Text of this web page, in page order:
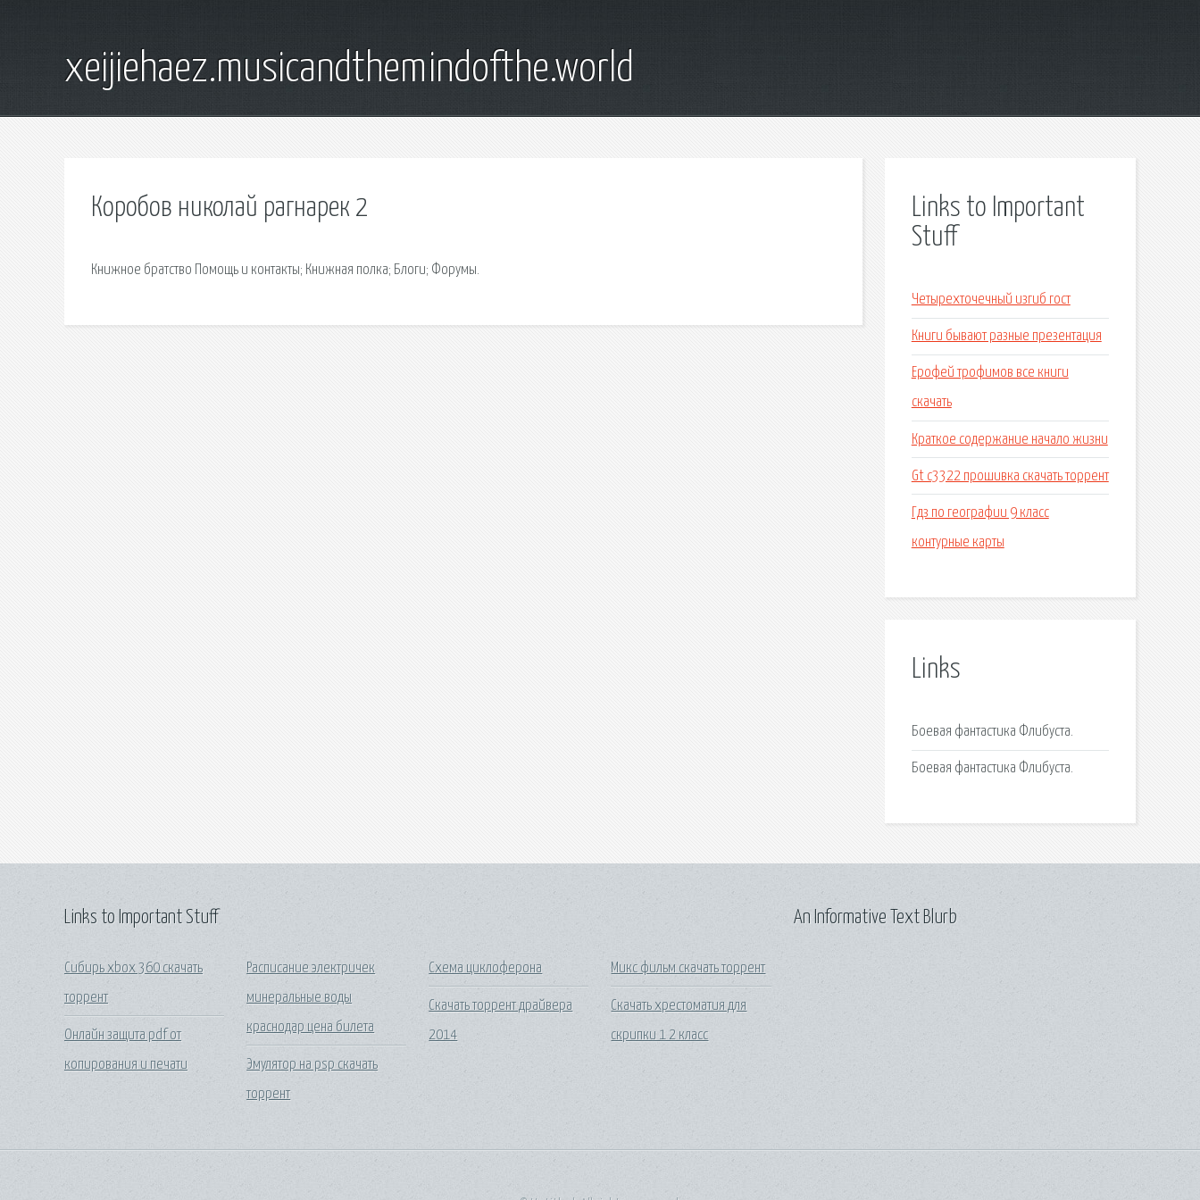
xeijiehaez.musicandthemindofthe.world
Коробов николай рагнарек 2
Книжное братство Помощь и контакты; Книжная полка; Блоги; Форумы.
Links to Important
Stuff
Четырехточечный изгиб гост
Книги бывают разные презентация
Ерофей трофимов все книги
скачать
Краткое содержание начало жизни
Gt c3322 прошивка скачать торрент
Гдз по географии 9 класс
контурные карты
Links
Боевая фантастика Флибуста.
Боевая фантастика Флибуста.
Links to Important Stuff
Сибирь xbox 360 скачать
торрент
Онлайн защита pdf от
копирования и печати
Расписание электричек
минеральные воды
краснодар цена билета
Эмулятор на psp скачать
торрент
Схема циклоферона
Скачать торрент драйвера
2014
Микс фильм скачать торрент
Скачать хрестоматия для
скрипки 1 2 класс
An Informative Text Blurb